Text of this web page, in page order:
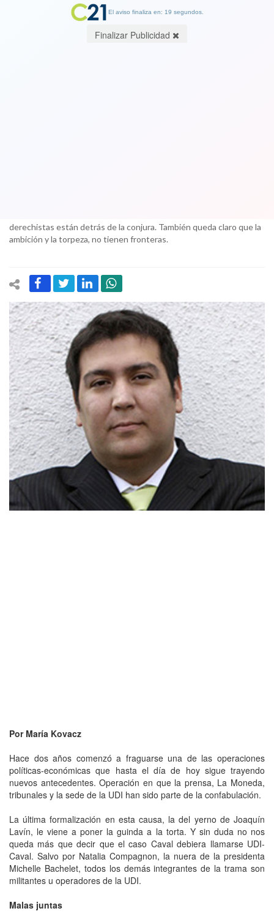
derechistas están detrás de la conjura. También queda claro que la
ambición y la torpeza, no tienen fronteras.
Por María Kovacz
Hace dos años comenzó a fraguarse una de las operaciones
políticas-económicas que hasta el día de hoy sigue trayendo
nuevos antecedentes. Operación en que la prensa, La Moneda,
tribunales y la sede de la UDI han sido parte de la confabulación.
La última formalización en esta causa, la del yerno de Joaquín
Lavín, le viene a poner la guinda a la torta. Y sin duda no nos
queda más que decir que el caso Caval debiera llamarse UDI-
Caval. Salvo por Natalia Compagnon, la nuera de la presidenta
Michelle Bachelet, todos los demás integrantes de la trama son
militantes u operadores de la UDI.
Malas juntas
El aviso finaliza en: 18 segundos.
Finalizar Publicidad